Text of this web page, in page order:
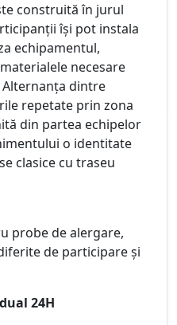
construită în jurul
își pot instala
echipamentul,
necesare
dintre
repetate prin zona
din partea echipelor
o identitate
clasice cu traseu
probe de alergare,
de participare și
24H